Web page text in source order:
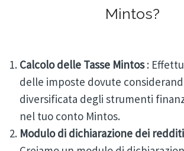
Mintos?
Calcolo delle Tasse Mintos:
delle imposte dovute
diversificata degli strumenti
nel tuo conto Mintos.
Modulo di dichiarazione dei